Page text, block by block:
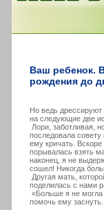
Ваш ребенок.
рождения до
Но ведь
на следующие две
Лори, заботливая,
последовала
ему кричать.
порывалась взять
наконец, я не
сошел! Никогда
Другая мать,
поделилась с нами
«Больше я не
помочь ему